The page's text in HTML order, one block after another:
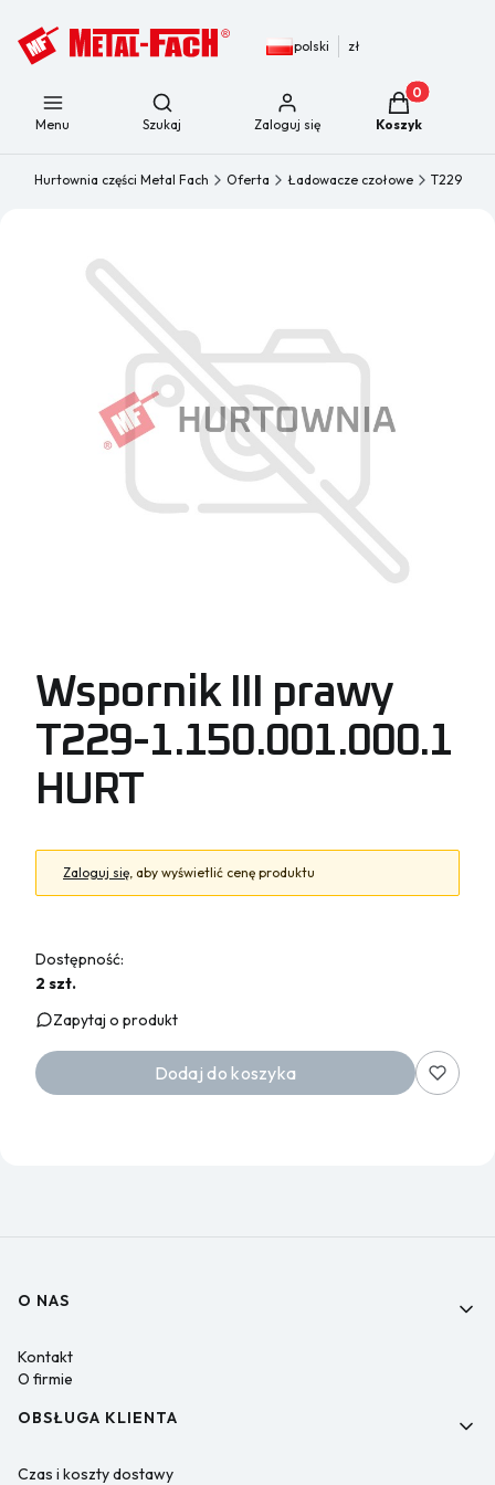
polski zł
Menu
Otwórz wyszukiwarkę
Szukaj Zaloguj się
Produkty w
Koszyk
Hurtownia części Metal Fach Oferta Ładowacze czołowe T229
Wspornik III prawy
T229-1.150.001.000.1
HURT
Zaloguj się, aby wyświetlić cenę produktu
Dostępność:
2 szt.
Zapytaj o produkt
Dodaj do koszyka
Linki w stopce
O NAS
Kontakt
O firmie
OBSŁUGA KLIENTA
Czas i koszty dostawy